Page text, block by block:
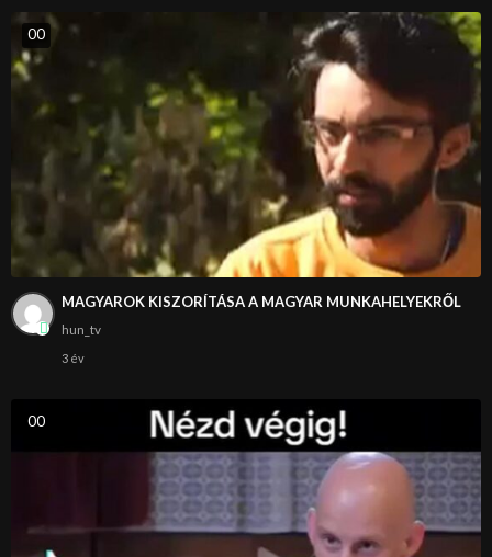
00
MAGYAROK KISZORÍTÁSA A MAGYAR MUNKAHELYEKRŐL
hun_tv
3 év
00